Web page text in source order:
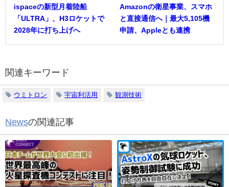
ispaceの新型月着陸船
「ULTRA」、H3ロケットで
2028年に打ち上げへ
Amazonの衛星事業、スマホ
と直接通信へ｜最大5,105機
申請、Appleとも連携
関連キーワード
ウミトロン 宇宙利活用 観測技術
Newsの関連記事